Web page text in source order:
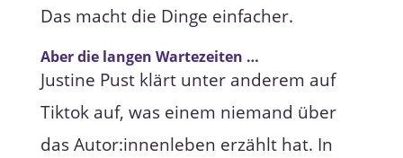
Das macht die Dinge einfacher.
Aber die langen Wartezeiten …
Justine Pust klärt unter anderem auf
Tiktok auf, was einem niemand über
das Autor:innenleben erzählt hat. In